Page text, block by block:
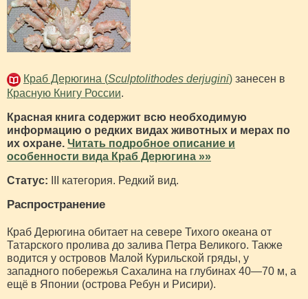
Краб Дерюгина (Sculptolithodes derjugini) занесен в
Красную Книгу России.
Красная книга содержит всю необходимую
информацию о редких видах животных и мерах по
их охране. Читать подробное описание и
особенности вида Краб Дерюгина »»
Статус: III категория. Редкий вид.
Распространение
Краб Дерюгина обитает на севере Тихого океана от
Татарского пролива до залива Петра Великого. Также
водится у островов Малой Курильской гряды, у
западного побережья Сахалина на глубинах 40—70 м, а
ещё в Японии (острова Ребун и Рисири).